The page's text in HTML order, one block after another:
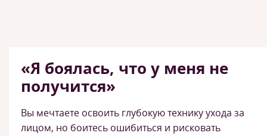
«Я боялась, что у меня не
получится»
Вы мечтаете освоить глубокую технику ухода за
лицом, но боитесь ошибиться и рисковать